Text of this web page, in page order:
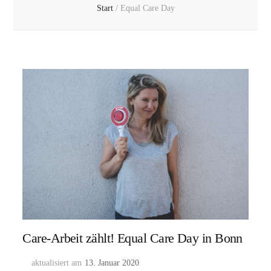
Start / Equal Care Day
Care-Arbeit zählt! Equal Care Day in Bonn
aktualisiert am 13. Januar 2020